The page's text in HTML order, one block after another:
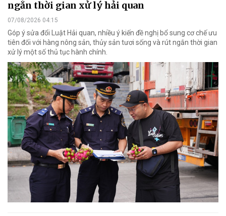
ngắn thời gian xử lý hải quan
07/08/2026 04:15
Góp ý sửa đổi Luật Hải quan, nhiều ý kiến đề nghị bổ sung cơ chế ưu
tiên đối với hàng nông sản, thủy sản tươi sống và rút ngắn thời gian
xử lý một số thủ tục hành chính.